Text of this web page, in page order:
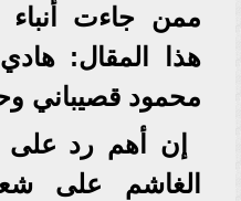
ممن جاءت أنباء
هذا المقال:
محمود قصيباني
إن أهم رد على
الغاشم على